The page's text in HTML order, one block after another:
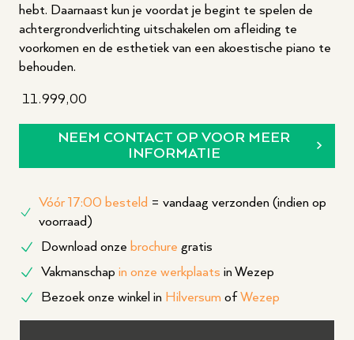
hebt. Daarnaast kun je voordat je begint te spelen de
achtergrondverlichting uitschakelen om afleiding te
voorkomen en de esthetiek van een akoestische piano te
behouden.
11.999,00
NEEM CONTACT OP VOOR MEER
INFORMATIE
Vóór 17:00 besteld = vandaag verzonden (indien op
voorraad)
Download onze brochure gratis
Vakmanschap in onze werkplaats in Wezep
Bezoek onze winkel in Hilversum of Wezep